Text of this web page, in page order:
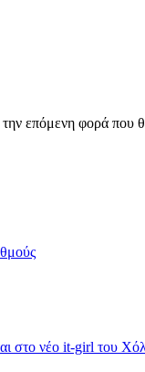
επόμενη φορά που
στο νέο it-girl του